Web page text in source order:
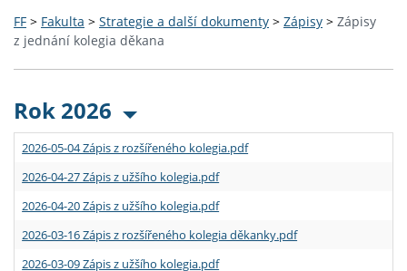
FF > Fakulta > Strategie a další dokumenty > Zápisy > Zápisy
z jednání kolegia děkana
Rok 2026
2026-05-04 Zápis z rozšířeného kolegia.pdf
2026-04-27 Zápis z užšího kolegia.pdf
2026-04-20 Zápis z užšího kolegia.pdf
2026-03-16 Zápis z rozšířeného kolegia děkanky.pdf
2026-03-09 Zápis z užšího kolegia.pdf